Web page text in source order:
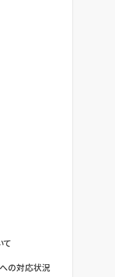
て
への対応状況